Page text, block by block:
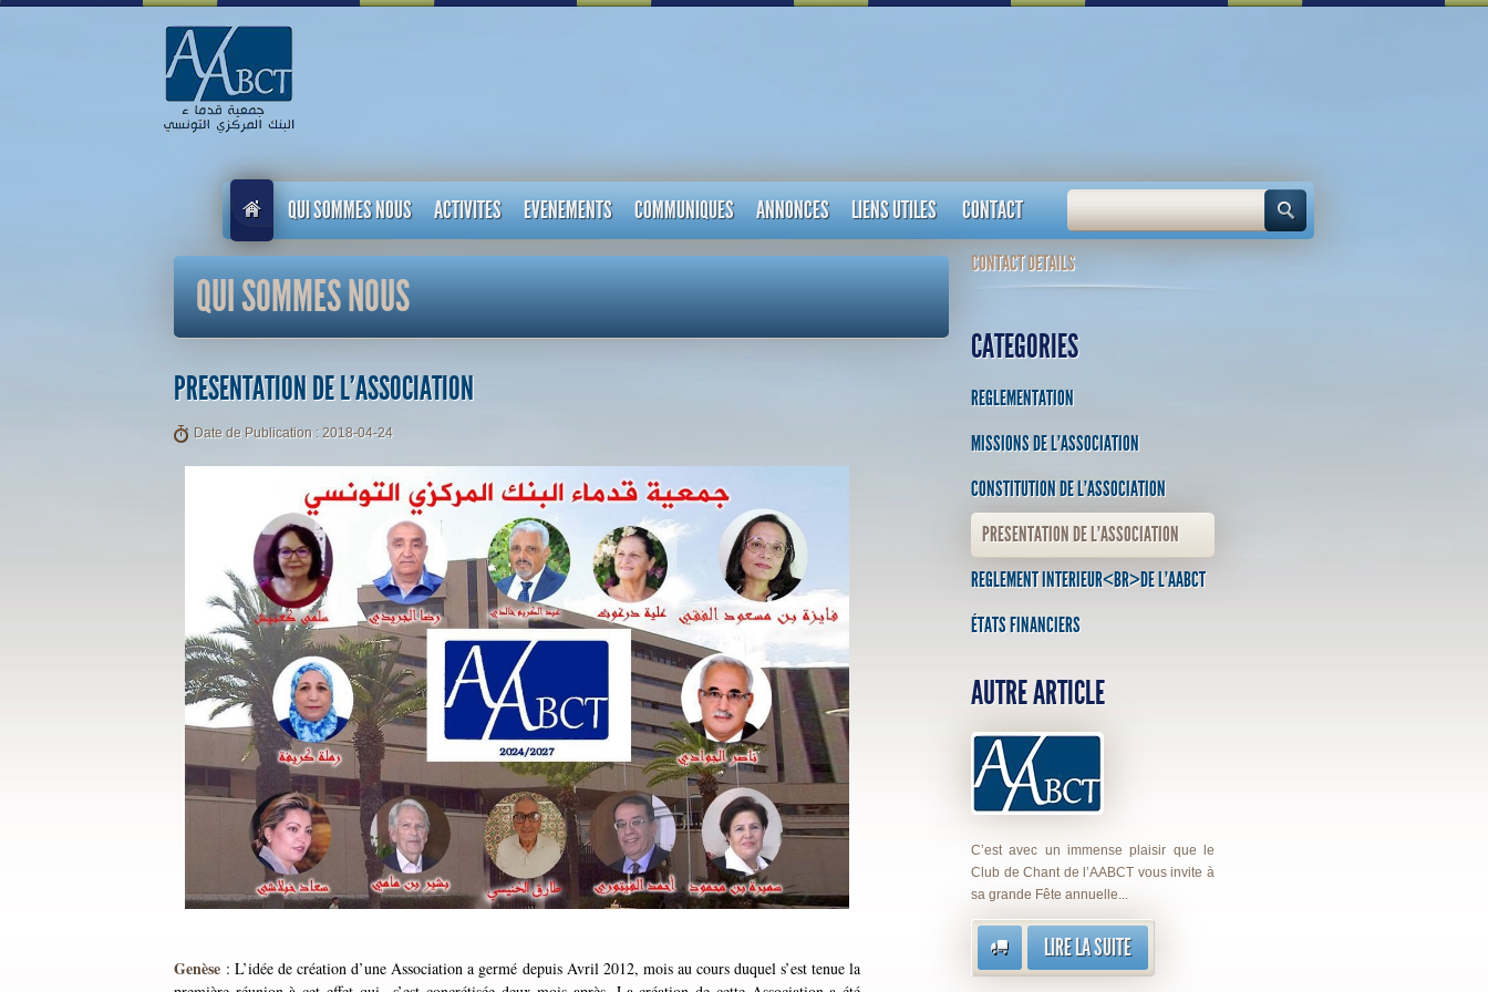
QUI SOMMES NOUS ACTIVITES EVENEMENTS COMMUNIQUES ANNONCES LIENS UTILES CONTACT
QUI SOMMES NOUS
PRESENTATION DE L'ASSOCIATION
Date de Publication : 2018-04-24
Genèse : L’idée de création d’une Association a germé depuis Avril 2012, mois au cours duquel s’est tenue la
CONTACT DETAILS
CATEGORIES
REGLEMENTATION
MISSIONS DE L'ASSOCIATION
CONSTITUTION DE L'ASSOCIATION
PRESENTATION DE L'ASSOCIATION
REGLEMENT INTERIEUR<BR>DE L'AABCT
ÉTATS FINANCIERS
AUTRE ARTICLE
C’est avec un immense plaisir que le
Club de Chant de l’AABCT vous invite à
sa grande Fête annuelle...
LIRE LA SUITE